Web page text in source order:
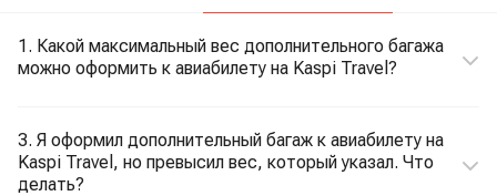
1. Какой максимальный вес дополнительного багажа
можно оформить к авиабилету на Kaspi Travel?
3. Я оформил дополнительный багаж к авиабилету на
Kaspi Travel, но превысил вес, который указал. Что
делать?